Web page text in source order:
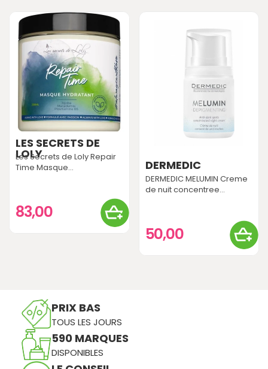
LES SECRETS DE
LOLY
Les Secrets de Loly Repair
Time Masque...
83,00
DERMEDIC
DERMEDIC MELUMIN Creme
de nuit concentree...
50,00
PRIX BAS
TOUS LES JOURS
590 MARQUES
DISPONIBLES